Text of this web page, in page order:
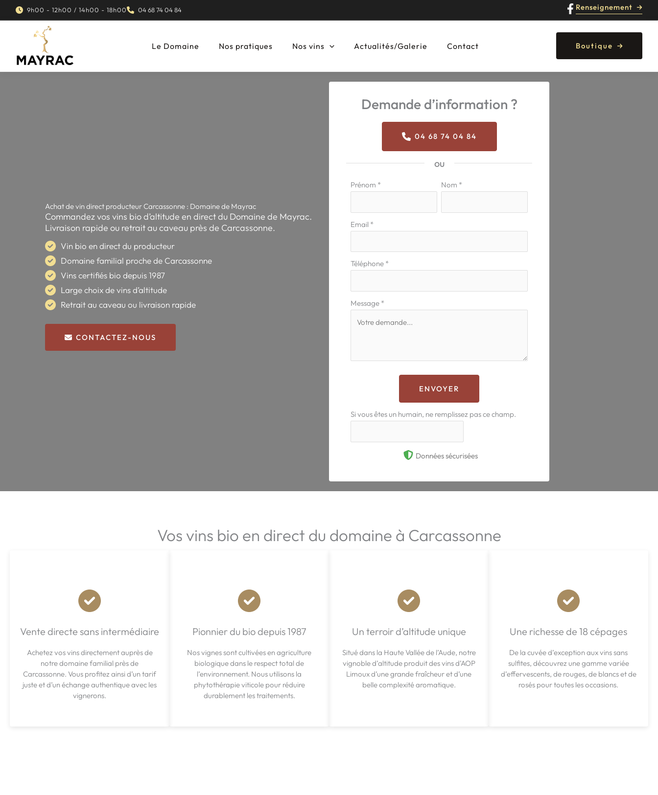
au
9h00 - 12h00 / 14h00 - 18h00 04 68 74 04 84 Renseignement
Le Domaine Nos pratiques Nos vins Actualités/Galerie Contact Boutique
Achat de vin direct producteur Carcassonne : Domaine de Mayrac
Commandez vos vins bio d’altitude en direct du Domaine de Mayrac.
Livraison rapide ou retrait au caveau près de Carcassonne.
Vin bio en direct du producteur
Domaine familial proche de Carcassonne
Vins certifiés bio depuis 1987
Large choix de vins d’altitude
Retrait au caveau ou livraison rapide
CONTACTEZ-NOUS
Demande d’information ?
04 68 74 04 84
ou
Formulaire
avec
téléphone
Prénom * Nom *
Email *
Téléphone *
Message *
ENVOYER
Si vous êtes un humain, ne remplissez pas ce champ.
Données sécurisées
Vos vins bio en direct du domaine à Carcassonne
Vente directe sans intermédiaire
Achetez vos vins directement auprès de
notre domaine familial près de
Carcassonne. Vous profitez ainsi d’un tarif
juste et d’un échange authentique avec les
vignerons.
Pionnier du bio depuis 1987
Nos vignes sont cultivées en agriculture
biologique dans le respect total de
l’environnement. Nous utilisons la
phytothérapie viticole pour réduire
durablement les traitements.
Un terroir d’altitude unique
Situé dans la Haute Vallée de l’Aude, notre
vignoble d’altitude produit des vins d’AOP
Limoux d’une grande fraîcheur et d’une
belle complexité aromatique.
Une richesse de 18 cépages
De la cuvée d’exception aux vins sans
sulfites, découvrez une gamme variée
d’effervescents, de rouges, de blancs et de
rosés pour toutes les occasions.